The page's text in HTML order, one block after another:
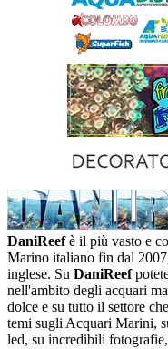
DaniReefè il più vasto e
Marino italiano fin dal
inglese. Su DaniReef
nell'ambito degli acquari
dolce e su tutto il settore
temi sugli Acquari Marini,
led, su incredibili